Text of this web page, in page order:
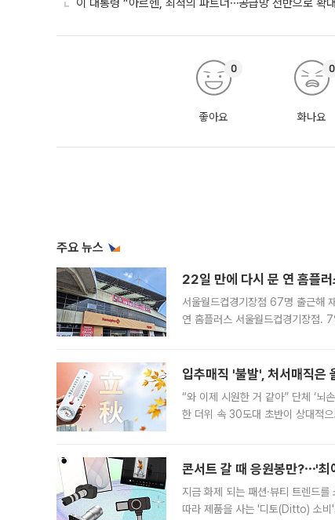
이 대통령 “아르헨, 최적의 파트너⋯공급망 전반으로 확
좋아요
0
화나요
0
주요 뉴스
22일 만에 다시 문 연 홈플
서울월드컵경기장점 67명 출근해
연 홈플러스 서울월드컵경기장점.
입추매직 '불발', 처서매직은
“와 이제 시원한 거 같아” 단체 ‘뇌
한 더위 속 30도대 초반이 상대적
콘서트 갈 때 응원봉만?⋯'최
지금 화제 되는 패션·뷰티 트렌드
따라 제품을 사는 '디토(Ditto) 소비